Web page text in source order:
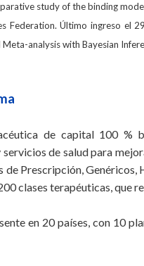
study of the binding
Federation. Último ingreso el
analysis with Bayesian
de capital 100 %
de salud para
Prescripción,
clases terapéuticas, que
en 20 países, con 10